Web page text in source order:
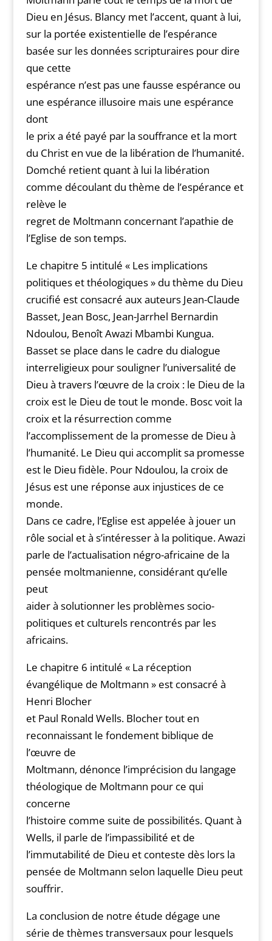
Dieu en Jésus. Blancy met l’accent, quant à lui,
sur la portée existentielle de l’espérance
basée sur les données scripturaires pour dire
que cette
espérance n’est pas une fausse espérance ou
une espérance illusoire mais une espérance
dont
le prix a été payé par la souffrance et la mort
du Christ en vue de la libération de l’humanité.
Domché retient quant à lui la libération
comme découlant du thème de l’espérance et
relève le
regret de Moltmann concernant l’apathie de
l’Eglise de son temps.
Le chapitre 5 intitulé « Les implications
politiques et théologiques » du thème du Dieu
crucifié est consacré aux auteurs Jean-Claude
Basset, Jean Bosc, Jean-Jarrhel Bernardin
Ndoulou, Benoît Awazi Mbambi Kungua.
Basset se place dans le cadre du dialogue
interreligieux pour souligner l’universalité de
Dieu à travers l’œuvre de la croix : le Dieu de la
croix est le Dieu de tout le monde. Bosc voit la
croix et la résurrection comme
l’accomplissement de la promesse de Dieu à
l’humanité. Le Dieu qui accomplit sa promesse
est le Dieu fidèle. Pour Ndoulou, la croix de
Jésus est une réponse aux injustices de ce
monde.
Dans ce cadre, l’Eglise est appelée à jouer un
rôle social et à s’intéresser à la politique. Awazi
parle de l’actualisation négro-africaine de la
pensée moltmanienne, considérant qu‘elle
peut
aider à solutionner les problèmes socio-
politiques et culturels rencontrés par les
africains.
Le chapitre 6 intitulé « La réception
évangélique de Moltmann » est consacré à
Henri Blocher
et Paul Ronald Wells. Blocher tout en
reconnaissant le fondement biblique de
l’œuvre de
Moltmann, dénonce l’imprécision du langage
théologique de Moltmann pour ce qui
concerne
l’histoire comme suite de possibilités. Quant à
Wells, il parle de l’impassibilité et de
l’immutabilité de Dieu et conteste dès lors la
pensée de Moltmann selon laquelle Dieu peut
souffrir.
La conclusion de notre étude dégage une
série de thèmes transversaux pour lesquels